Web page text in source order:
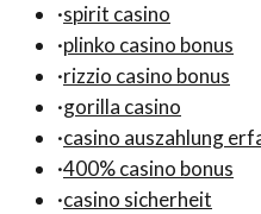
·spirit casino
·plinko casino bonus
·rizzio casino bonus
·gorilla casino
·casino auszahlung
·400% casino bonus
·casino sicherheit